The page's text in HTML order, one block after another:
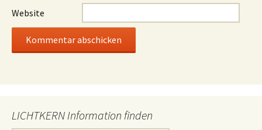
Website
LICHTKERN Information finden